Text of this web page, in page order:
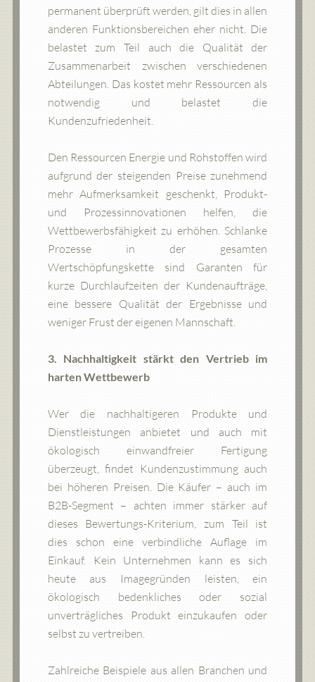
permanent überprüft werden, gilt dies in allen
anderen Funktionsbereichen eher nicht. Die
belastet zum Teil auch die Qualität der
Zusammenarbeit zwischen verschiedenen
Abteilungen. Das kostet mehr Ressourcen als
notwendig und belastet die
Kundenzufriedenheit.
Den Ressourcen Energie und Rohstoffen wird
aufgrund der steigenden Preise zunehmend
mehr Aufmerksamkeit geschenkt, Produkt-
und Prozessinnovationen helfen, die
Wettbewerbsfähigkeit zu erhöhen. Schlanke
Prozesse in der gesamten
Wertschöpfungskette sind Garanten für
kurze Durchlaufzeiten der Kundenaufträge,
eine bessere Qualität der Ergebnisse und
weniger Frust der eigenen Mannschaft.
3. Nachhaltigkeit stärkt den Vertrieb im
harten Wettbewerb
Wer die nachhaltigeren Produkte und
Dienstleistungen anbietet und auch mit
ökologisch einwandfreier Fertigung
überzeugt, findet Kundenzustimmung auch
bei höheren Preisen. Die Käufer – auch im
B2B-Segment – achten immer stärker auf
dieses Bewertungs-Kriterium, zum Teil ist
dies schon eine verbindliche Auflage im
Einkauf. Kein Unternehmen kann es sich
heute aus Imagegründen leisten, ein
ökologisch bedenkliches oder sozial
unverträgliches Produkt einzukaufen oder
selbst zu vertreiben.
Zahlreiche Beispiele aus allen Branchen und